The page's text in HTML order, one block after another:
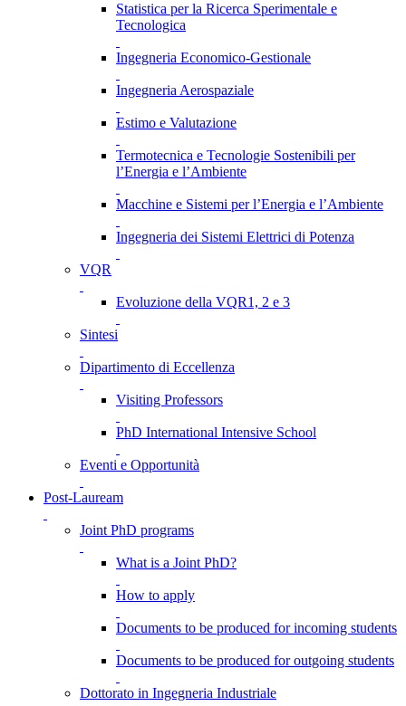
Statistica per la Ricerca Sperimentale e
Tecnologica
Ingegneria Economico-Gestionale
Ingegneria Aerospaziale
Estimo e Valutazione
Termotecnica e Tecnologie Sostenibili per
l’Energia e l’Ambiente
Macchine e Sistemi per l’Energia e l’Ambiente
Ingegneria dei Sistemi Elettrici di Potenza
VQR
Evoluzione della VQR1, 2 e 3
Sintesi
Dipartimento di Eccellenza
Visiting Professors
PhD International Intensive School
Eventi e Opportunità
Post-Lauream
Joint PhD programs
What is a Joint PhD?
How to apply
Documents to be produced for incoming students
Documents to be produced for outgoing students
Dottorato in Ingegneria Industriale